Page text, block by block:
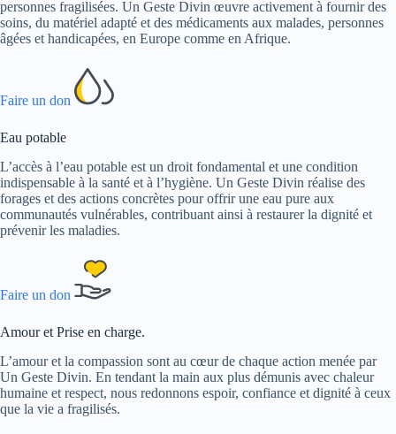
personnes fragilisées. Un Geste Divin œuvre activement à fournir des
soins, du matériel adapté et des médicaments aux malades, personnes
âgées et handicapées, en Europe comme en Afrique.
Faire un don
Eau potable
L’accès à l’eau potable est un droit fondamental et une condition
indispensable à la santé et à l’hygiène. Un Geste Divin réalise des
forages et des actions concrètes pour offrir une eau pure aux
communautés vulnérables, contribuant ainsi à restaurer la dignité et
prévenir les maladies.
Faire un don
Amour et Prise en charge.
L’amour et la compassion sont au cœur de chaque action menée par
Un Geste Divin. En tendant la main aux plus démunis avec chaleur
humaine et respect, nous redonnons espoir, confiance et dignité à ceux
que la vie a fragilisés.